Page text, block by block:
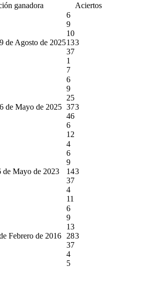
ganadora Aciertos
de Agosto de 2025
6
9
10
13
37
1
7
3
de Mayo de 2025
6
9
25
37
46
6
12
3
de Mayo de 2023
4
6
9
14
37
4
11
3
Febrero de 2016
6
9
13
28
37
4
5
3